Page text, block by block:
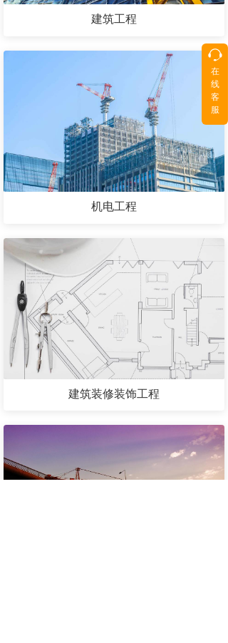
按钮
在
线
客
服
按钮
建筑工程
机电工程
建筑装修装饰工程